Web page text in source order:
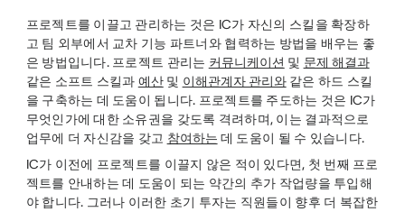
프로젝트를 이끌고 관리하는 것은 IC가 자신의 스킬을 확장하
고 팀 외부에서 교차 기능 파트너와 협력하는 방법을 배우는 좋
은 방법입니다. 프로젝트 관리는 커뮤니케이션 및 문제 해결과
같은 소프트 스킬과 예산및 이해관계자 관리와같은 하드 스킬
을 구축하는 데 도움이 됩니다. 프로젝트를 주도하는 것은 IC가
무엇인가에 대한 소유권을 갖도록 격려하며, 이는 결과적으로
업무에 더 자신감을 갖고 참여하는 데 도움이 될 수 있습니다.
IC가 이전에 프로젝트를 이끌지 않은 적이 있다면, 첫 번째 프로
젝트를 안내하는 데 도움이 되는 약간의 추가 작업량을 투입해
야 합니다. 그러나 이러한 초기 투자는 직원들이 향후 더 복잡한